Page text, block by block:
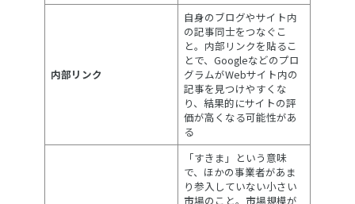
内部リンク
自身のブログやサイト内
の記事同士をつなぐこ
と。内部リンクを貼るこ
とで、Googleなどのプロ
グラムがWebサイト内の
記事を見つけやすくな
り、結果的にサイトの評
価が高くなる可能性があ
る
「すきま」という意味
で、ほかの事業者があま
り参入していない小さい
市場のこと。市場規模が